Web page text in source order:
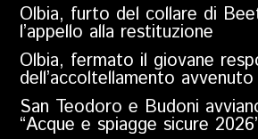
Olbia, furto del collare di
l’appello alla restituzione
Olbia, fermato il giovane
dell’accoltellamento
San Teodoro e Budoni
“Acque e spiagge sicure